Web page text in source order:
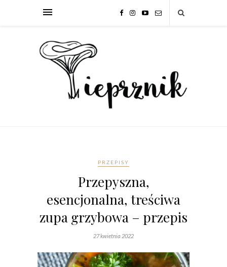
PRZEPISY
Przepyszna,
esencjonalna, treściwa
zupa grzybowa – przepis
27 kwietnia 2022